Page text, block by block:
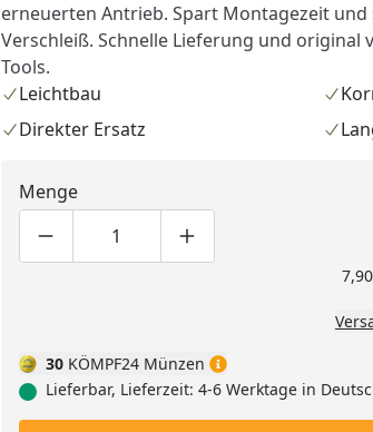
erneuerten Antrieb. Spart Montagezeit
Verschleiß. Schnelle Lieferung und original
Tools.
Leichtbau
Direkter Ersatz
Menge
Produktmenge um eins verringern
Produktmenge manuell
Produktmenge um
30 KÖMPF24 Münzen
Lieferbar, Lieferzeit: 4-6 Werktage in